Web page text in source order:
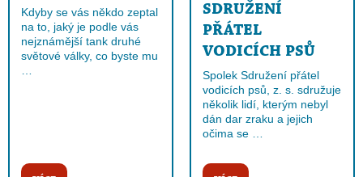
Kdyby se vás někdo zeptal
na to, jaký je podle vás
nejznámější tank druhé
světové války, co byste mu
SDRUŽENÍ
PŘÁTEL
VODICÍCH PSŮ
Spolek Sdružení přátel
vodicích psů, z. s. sdružuje
několik lidí, kterým nebyl
dán dar zraku a jejich
očima se …